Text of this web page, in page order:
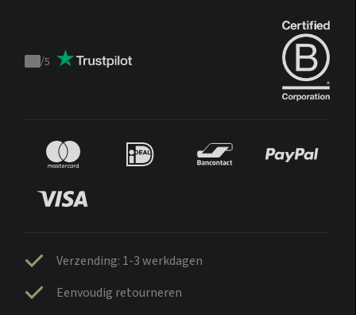
Trustpilot
/5
Verzending: 1-3 werkdagen
Eenvoudig retourneren